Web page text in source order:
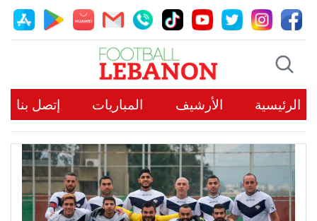
الرئيسية الأرشيف المباريات إتصل بنا